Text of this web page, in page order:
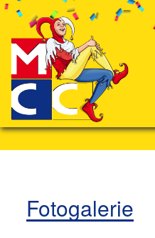
Fotogalerie